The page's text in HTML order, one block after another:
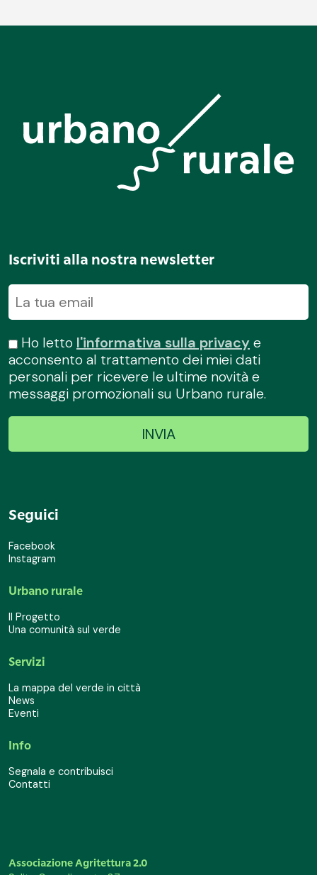
Iscriviti alla nostra newsletter
Ho letto l'informativa sulla privacye
acconsento al trattamento dei miei dati
personali per ricevere le ultime novità e
messaggi promozionali su Urbano rurale.
Seguici
Facebook
Instagram
Urbano rurale
Il Progetto
Una comunità sul verde
Servizi
La mappa del verde in città
News
Eventi
Info
Segnala e contribuisci
Contatti
Associazione Agritettura 2.0